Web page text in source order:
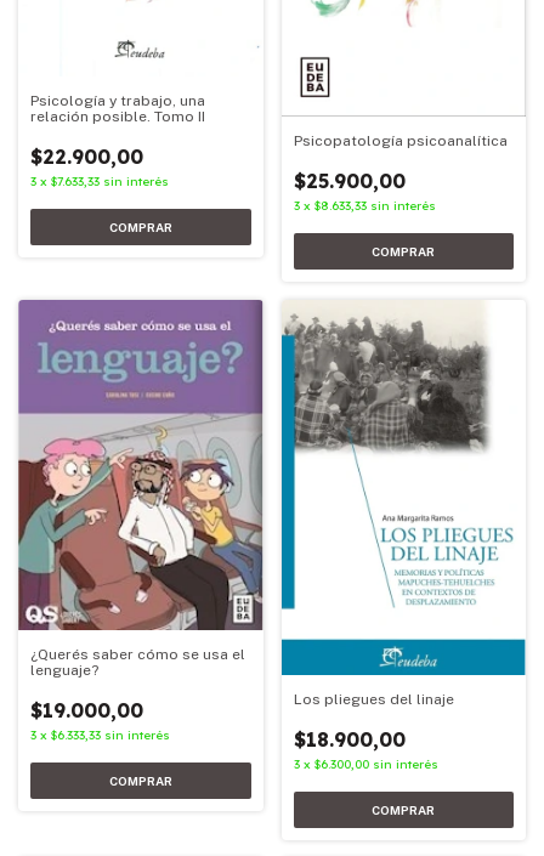
Psicología y trabajo, una
relación posible. Tomo II
$22.900,00
3 x $7.633,33 sin interés
Psicopatología psicoanalítica
$25.900,00
3 x $8.633,33 sin interés
¿Querés saber cómo se usa el
lenguaje?
$19.000,00
3 x $6.333,33 sin interés
Los pliegues del linaje
$18.900,00
3 x $6.300,00 sin interés